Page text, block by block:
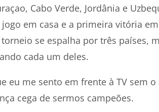
Cabo Verde, Jordânia e
em casa e a primeira vitória
se espalha por três países,
cada um deles.
eu me sento em frente à TV sem
cega de sermos campeões.